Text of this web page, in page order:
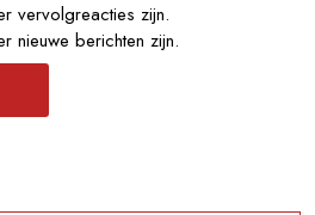
vervolgreacties zijn.
nieuwe berichten zijn.